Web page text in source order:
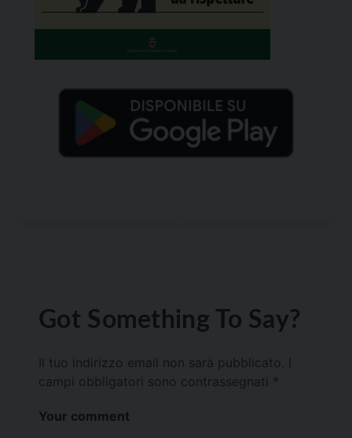
Got Something To Say?
Il tuo indirizzo email non sarà pubblicato.
campi obbligatori sono contrassegnati *
Your comment